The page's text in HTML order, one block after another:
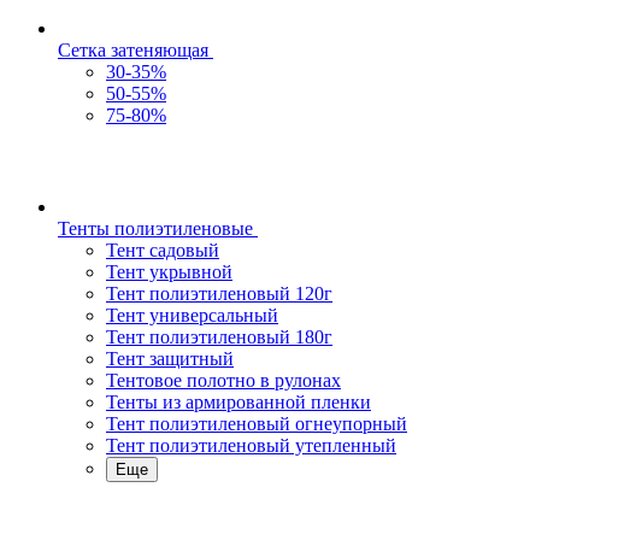
Сетка затеняющая
30-35%
50-55%
75-80%
Тенты полиэтиленовые
Тент садовый
Тент укрывной
Тент полиэтиленовый 120г
Тент универсальный
Тент полиэтиленовый 180г
Тент защитный
Тентовое полотно в рулонах
Тенты из армированной пленки
Тент полиэтиленовый огнеупорный
Тент полиэтиленовый утепленный
Еще